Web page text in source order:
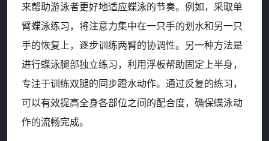
来帮助游泳者更好地适应蝶泳的节奏。例如，采取单
臂蝶泳练习，将注意力集中在一只手的划水和另一只
手的恢复上，逐步训练两臂的协调性。另一种方法是
进行蝶泳腿部独立练习，利用浮板帮助固定上半身，
专注于训练双腿的同步蹬水动作。通过反复的练习，
可以有效提高全身各部位之间的配合度，确保蝶泳动
作的流畅完成。